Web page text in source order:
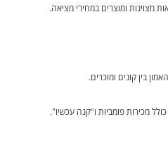
מצוינות ומוצרים במחירי מציאה.
בין קונים ומוכרים.
מכירות פומביות ו"קנה עכשיו".